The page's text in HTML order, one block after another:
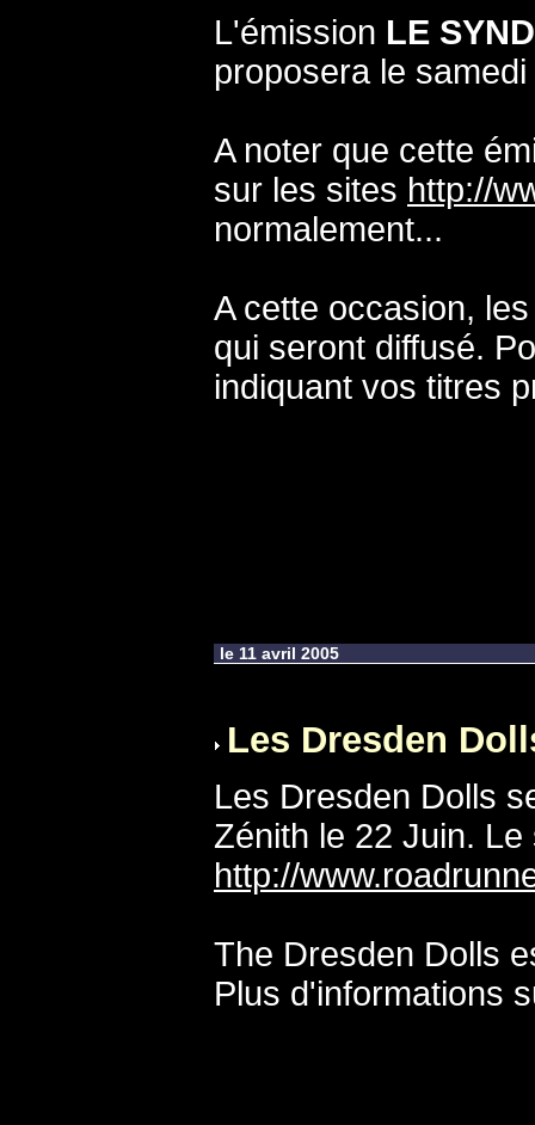
L'émission LE
proposera le
A noter que cette
sur les sites http://
normalement...
A cette occasion,
qui seront diffusé.
indiquant vos titres
le 11 avril 2005
Les Dresden
Les Dresden Dolls
Zénith le 22 Juin.
http://
The Dresden Dolls
Plus d'informations